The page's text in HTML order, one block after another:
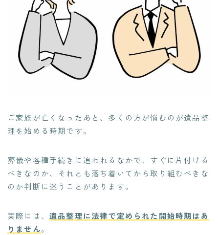
ご家族が亡くなったあと、多くの方が悩むのが遺品整
理を始める時期です。
葬儀や各種手続きに追われるなかで、すぐに片付ける
べきなのか、それとも落ち着いてから取り組むべきな
のか判断に迷うことがあります。
実際には、 遺品整理に法律で定められた開始時期はあ
りません。